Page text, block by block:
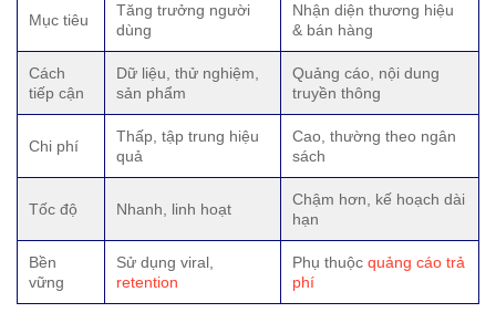
Mục tiêu
Tăng trưởng người
dùng
Nhận diện thương hiệu
& bán hàng
Cách
tiếp cận
Dữ liệu, thử nghiệm,
sản phẩm
Quảng cáo, nội dung
truyền thông
Chi phí
Thấp, tập trung hiệu
quả
Cao, thường theo ngân
sách
Tốc độ Nhanh, linh hoạt
Chậm hơn, kế hoạch dài
hạn
Bền
vững
Sử dụng viral,
retention
Phụ thuộc quảng cáo trả
phí